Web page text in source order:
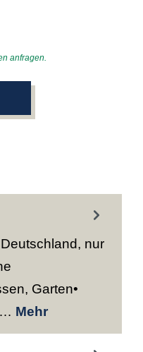
anfragen.
nur
Garten•
Mehr